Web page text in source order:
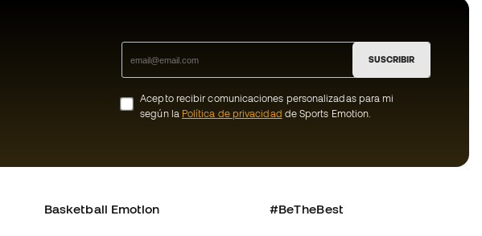
SUSCRIBIR
Acepto recibir comunicaciones personalizadas para mi
según la Política de privacidad de Sports Emotion.
Basketball Emotion #BeTheBest